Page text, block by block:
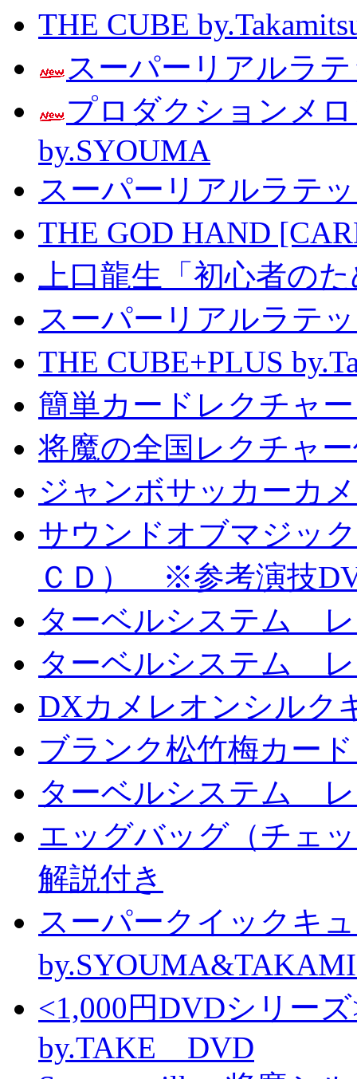
THE CUBE
スーパーリアルラ
プロダクションメ
by.SYOUMA
スーパーリアルラテ
THE GOD HAND
上口龍生「初心者の
スーパーリアルラテ
THE CUBE+PLUS
簡単カードレクチャ
将魔の全国レクチャ
ジャンボサッカーカ
サウンドオブマジッ
ＣＤ） ※参考演技
ターベルシステム
ターベルシステム
DXカメレオンシル
ブランク松竹梅カー
ターベルシステム
エッグバッグ（チェ
解説付き
スーパークイックキ
<1,000円DVDシリ
by.TAKE DVD